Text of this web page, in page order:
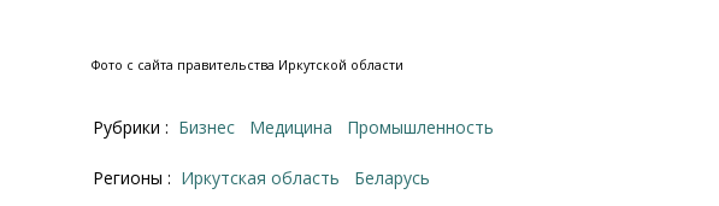
Фото с сайта правительства Иркутской области
Рубрики : Бизнес Медицина Промышленность
Регионы : Иркутская область Беларусь